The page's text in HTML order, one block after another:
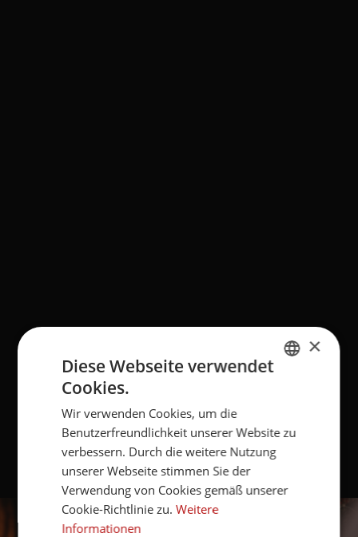
×
Diese Webseite verwendet
Cookies.
Wir verwenden Cookies, um die
Benutzerfreundlichkeit unserer Website zu
verbessern. Durch die weitere Nutzung
unserer Webseite stimmen Sie der
Verwendung von Cookies gemäß unserer
Cookie-Richtlinie zu. Weitere
Informationen